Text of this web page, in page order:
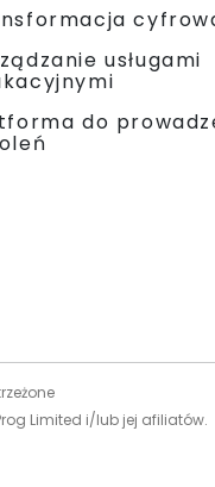
usługami
do
Limited i/lub jej afiliatów.